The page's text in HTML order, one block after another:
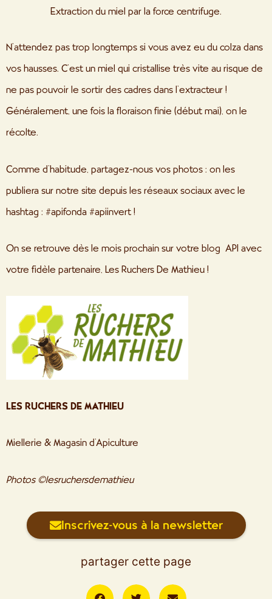
Extraction du miel par la force centrifuge.
N’attendez pas trop longtemps si vous avez eu du colza dans
vos hausses. C’est un miel qui cristallise très vite au risque de
ne pas pouvoir le sortir des cadres dans l’extracteur !
Généralement, une fois la floraison finie (début mai), on le
récolte.
Comme d’habitude, partagez-nous vos photos : on les
publiera sur notre site depuis les réseaux sociaux avec le
hashtag : #apifonda #apiinvert !
On se retrouve dès le mois prochain sur votre blog API avec
votre fidèle partenaire, Les Ruchers De Mathieu !
LES RUCHERS DE MATHIEU
Miellerie & Magasin d’Apiculture
Photos ©lesruchersdemathieu
Inscrivez-vous à la newsletter
partager cette page